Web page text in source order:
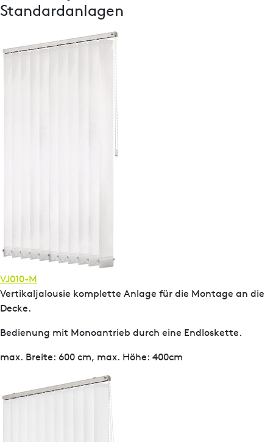
Standardanlagen
VJ010-M
Vertikaljalousie komplette Anlage für die Montage an die
Decke.
Bedienung mit Monoantrieb durch eine Endloskette.
max. Breite: 600 cm, max. Höhe: 400cm